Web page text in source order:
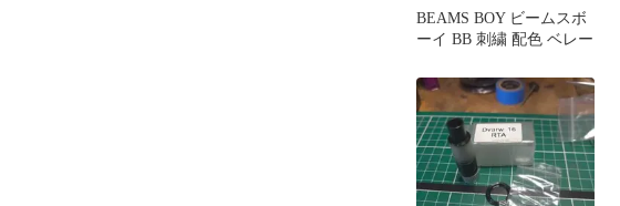
BEAMS BOY ビームスボ
ーイ BB 刺繍 配色 ベレー